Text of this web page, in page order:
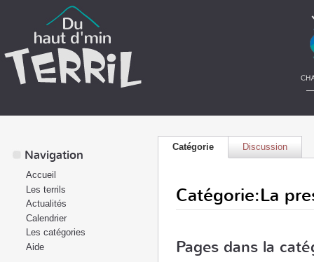
Catégorie Discussion
Catégorie:La
Pages dans la
Navigation
Accueil
Les terrils
Actualités
Calendrier
Les catégories
Aide